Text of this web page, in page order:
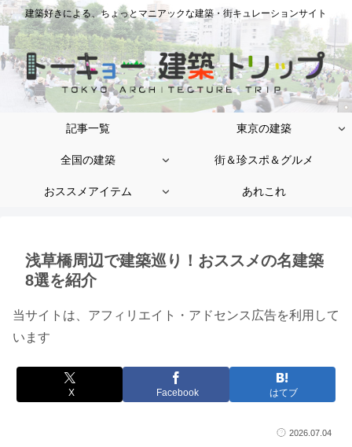
建築好きによる、ちょっとマニアックな建築・街キュレーションサイト
記事一覧 東京の建築
全国の建築 街＆珍スポ＆グルメ
おススメアイテム あれこれ
浅草橋周辺で建築巡り！おススメの名建築
8選を紹介
当サイトは、アフィリエイト・アドセンス広告を利用して
います
X Facebook はてブ
2026.07.04